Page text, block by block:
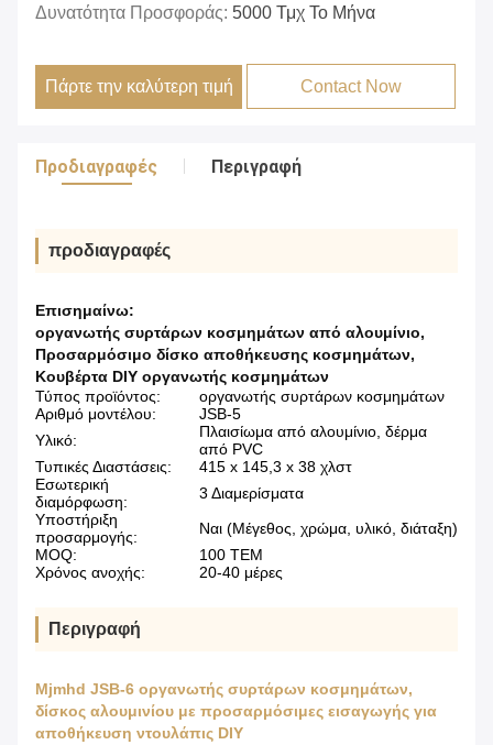
Δυνατότητα Προσφοράς: 5000 Τμχ Το Μήνα
Πάρτε την καλύτερη τιμή Contact Now
Προδιαγραφές Περιγραφή
προδιαγραφές
Επισημαίνω:
οργανωτής συρτάρων κοσμημάτων από αλουμίνιο,
Προσαρμόσιμο δίσκο αποθήκευσης κοσμημάτων,
Κουβέρτα DIY οργανωτής κοσμημάτων
Τύπος προϊόντος:
οργανωτής συρτάρων κοσμημάτων
Αριθμό μοντέλου:
JSB-5
Υλικό:
Πλαισίωμα από αλουμίνιο, δέρμα
από PVC
Τυπικές Διαστάσεις:
415 x 145,3 x 38 χλστ
Εσωτερική
διαμόρφωση:
3 Διαμερίσματα
Υποστήριξη
προσαρμογής:
Ναι (Μέγεθος, χρώμα, υλικό, διάταξη)
MOQ:
100 ΤΕΜ
Χρόνος ανοχής:
20-40 μέρες
Περιγραφή
Mjmhd JSB-6 οργανωτής συρτάρων κοσμημάτων,
δίσκος αλουμινίου με προσαρμόσιμες εισαγωγής για
αποθήκευση ντουλάπις DIY